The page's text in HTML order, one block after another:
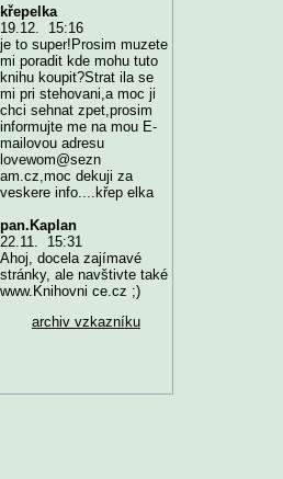
křepelka
19.12. 15:16
je to super!Prosim muzete
mi poradit kde mohu tuto
knihu koupit?Strat ila se
mi pri stehovani,a moc ji
chci sehnat zpet,prosim
informujte me na mou E-
mailovou adresu
lovewom@sezn
am.cz,moc dekuji za
veskere info....křep elka
pan.Kaplan
22.11. 15:31
Ahoj, docela zajímavé
stránky, ale navštivte také
www.Knihovni ce.cz ;)
archiv vzkazníku